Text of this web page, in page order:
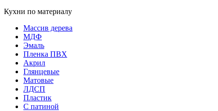
Кухни по материалу
Массив дерева
МДФ
Эмаль
Пленка ПВХ
Акрил
Глянцевые
Матовые
ЛДСП
Пластик
С патиной